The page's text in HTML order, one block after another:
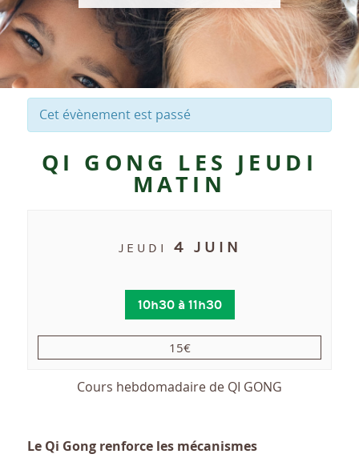
Cet évènement est passé
QI GONG LES JEUDI
MATIN
JEUDI 4 JUIN
10h30à 11h30
15€
Cours hebdomadaire de QI GONG
Le Qi Gong renforce les mécanismes